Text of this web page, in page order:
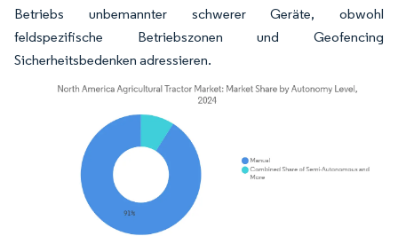
Betriebs unbemannter schwerer Geräte, obwohl
feldspezifische Betriebszonen und Geofencing
Sicherheitsbedenken adressieren.